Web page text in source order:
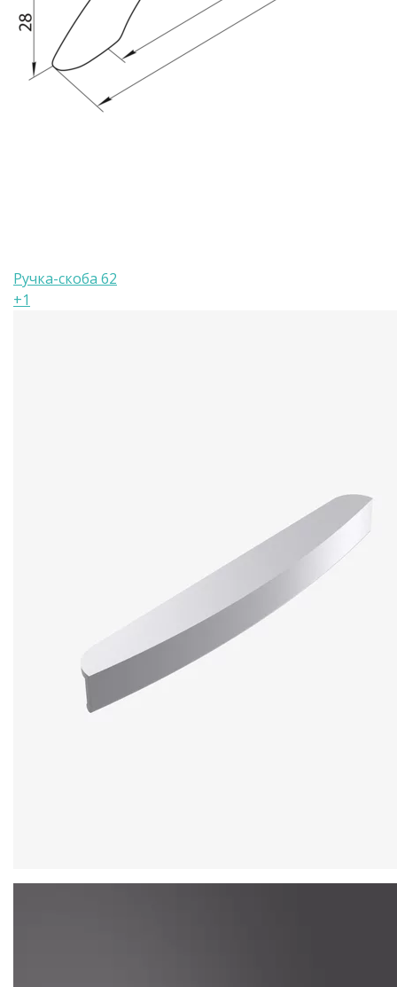
Ручка-скоба 62
+1